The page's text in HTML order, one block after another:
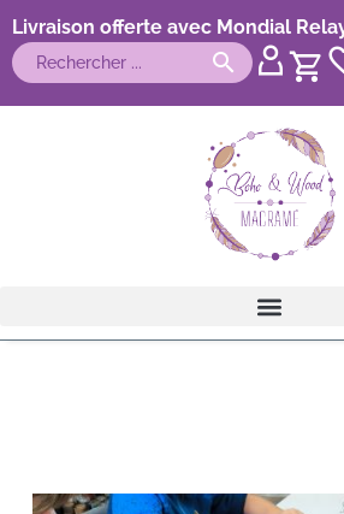
Livraison offerte avec Mondial